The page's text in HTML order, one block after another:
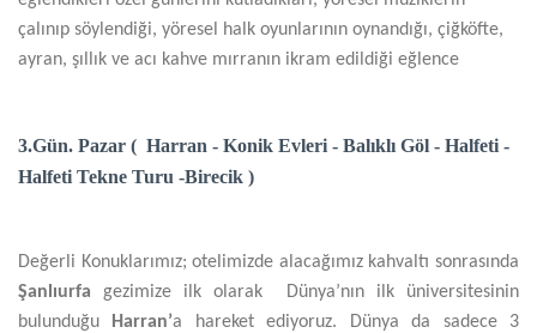
çalınıp söylendiği, yöresel halk oyunlarının oynandığı, çiğköfte,
ayran, şıllık ve acı kahve mırranın ikram edildiği eğlence
3.Gün. Pazar ( Harran - Konik Evleri - Balıklı Göl - Halfeti -
Halfeti Tekne Turu -Birecik )
Değerli Konuklarımız; otelimizde alacağımız kahvaltı sonrasında
Şanlıurfa gezimize ilk olarak Dünya’nın ilk üniversitesinin
bulunduğu
Harran’a hareket ediyoruz. Dünya da sadece 3